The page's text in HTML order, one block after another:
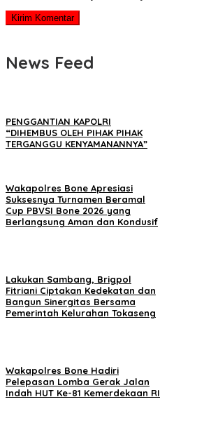
News Feed
PENGGANTIAN KAPOLRI
“DIHEMBUS OLEH PIHAK PIHAK
TERGANGGU KENYAMANANNYA”
Wakapolres Bone Apresiasi
Suksesnya Turnamen Beramal
Cup PBVSI Bone 2026 yang
Berlangsung Aman dan Kondusif
Lakukan Sambang, Brigpol
Fitriani Ciptakan Kedekatan dan
Bangun Sinergitas Bersama
Pemerintah Kelurahan Tokaseng
Wakapolres Bone Hadiri
Pelepasan Lomba Gerak Jalan
Indah HUT Ke-81 Kemerdekaan RI